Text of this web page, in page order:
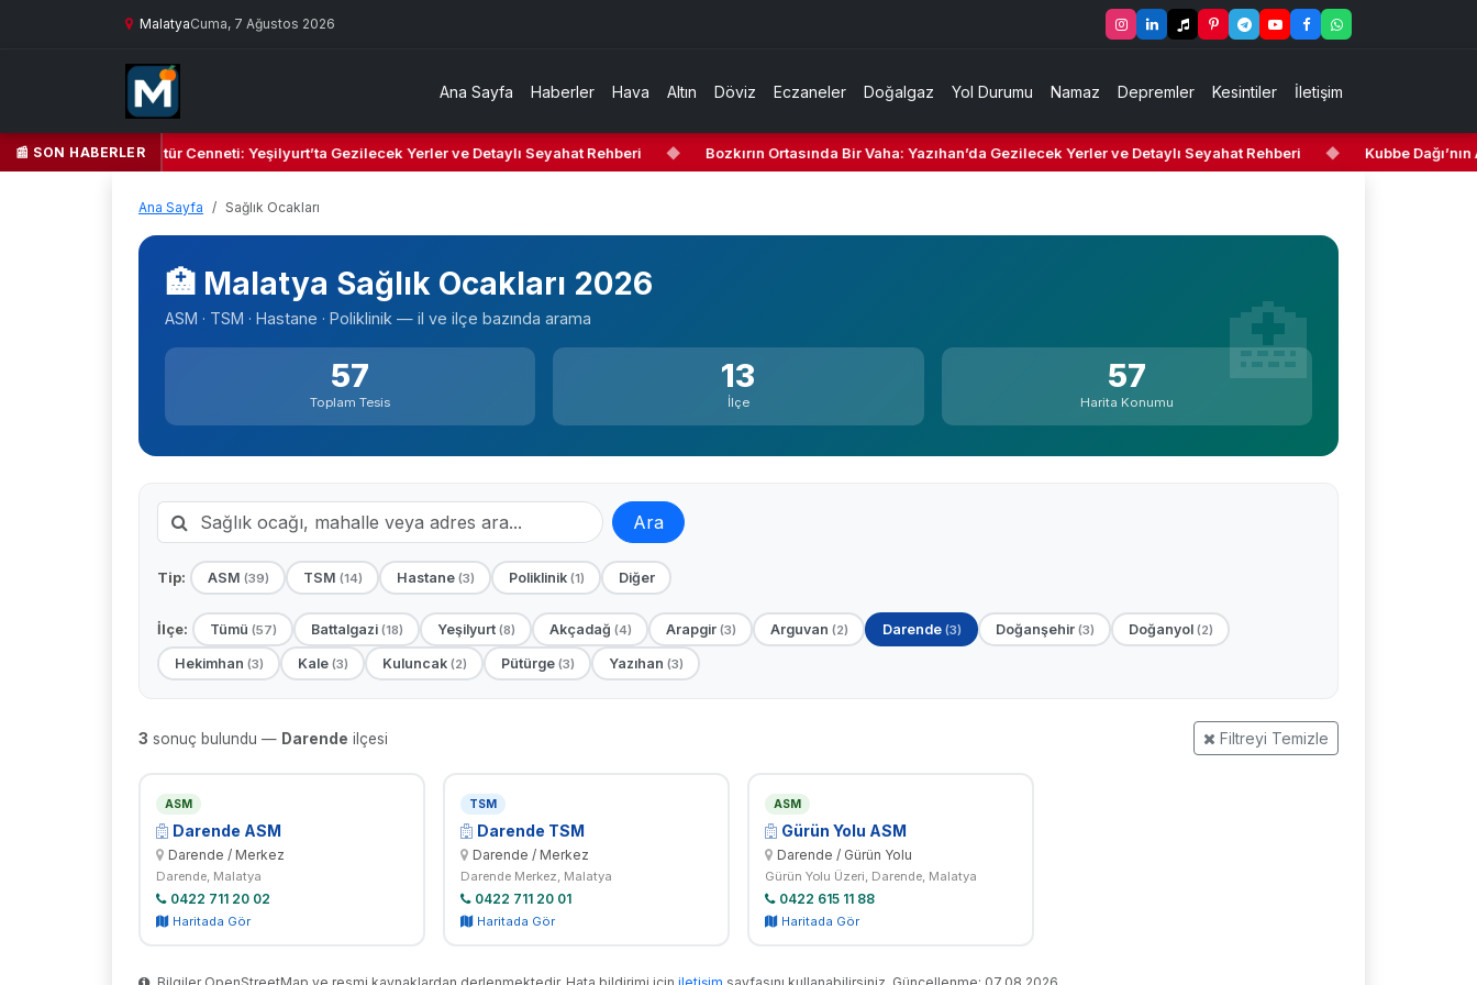
MalatyaCuma, 7 Ağustos 2026
Ana Sayfa Haberler Hava Altın Döviz Eczaneler Doğalgaz Yol Durumu Namaz Depremler Kesintiler İletişim
📰 SON HABERLER
Yeşil Kalbi ve Kültür Cenneti: Yeşilyurt’ta Gezilecek Yerler ve Detaylı Seyahat Rehberi ◆ Bozkırın Ortasında Bir Vaha: Yazıhan’da Gezilecek Yerler ve Detaylı Seyahat Rehberi ◆ Kubbe
Ana Sayfa Sağlık Ocakları
🏥 Malatya Sağlık Ocakları 2026
ASM · TSM · Hastane · Poliklinik — il ve ilçe bazında arama
57
Toplam Tesis
13
İlçe
57
Harita Konumu
Ara
Tip: ASM (39) TSM (14) Hastane (3) Poliklinik (1) Diğer
İlçe: Tümü (57) Battalgazi (18) Yeşilyurt (8) Akçadağ (4) Arapgir (3) Arguvan (2) Darende (3) Doğanşehir (3) Doğanyol (2)
Hekimhan (3) Kale (3) Kuluncak (2) Pütürge (3) Yazıhan (3)
3 sonuç bulundu — Darende ilçesi Filtreyi Temizle
ASM
Darende ASM
Darende / Merkez
Darende, Malatya
0422 711 20 02
Haritada Gör
TSM
Darende TSM
Darende / Merkez
Darende Merkez, Malatya
0422 711 20 01
Haritada Gör
ASM
Gürün Yolu ASM
Darende / Gürün Yolu
Gürün Yolu Üzeri, Darende, Malatya
0422 615 11 88
Haritada Gör